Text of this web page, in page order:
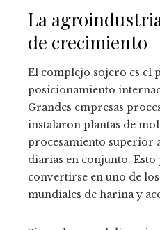
La
de crecimiento
El complejo sojero es el
posicionamiento
Grandes empresas
instalaron plantas de
procesamiento superior
diarias en conjunto.
convertirse en uno de
mundiales de harina y